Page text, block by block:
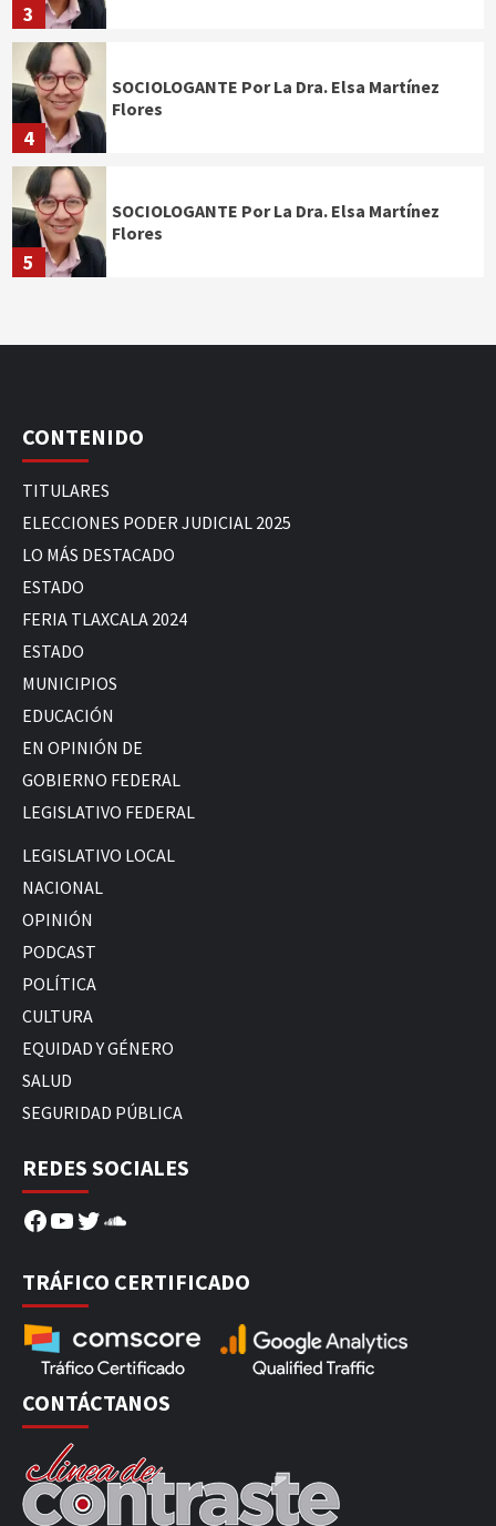
3
4
SOCIOLOGANTE Por La Dra. Elsa Martínez
Flores
5
SOCIOLOGANTE Por La Dra. Elsa Martínez
Flores
CONTENIDO
TITULARES
ELECCIONES PODER JUDICIAL 2025
LO MÁS DESTACADO
ESTADO
FERIA TLAXCALA 2024
ESTADO
MUNICIPIOS
EDUCACIÓN
EN OPINIÓN DE
GOBIERNO FEDERAL
LEGISLATIVO FEDERAL
LEGISLATIVO LOCAL
NACIONAL
OPINIÓN
PODCAST
POLÍTICA
CULTURA
EQUIDAD Y GÉNERO
SALUD
SEGURIDAD PÚBLICA
REDES SOCIALES
Facebook
YouTube
Twitter
SoundCloud
TRÁFICO CERTIFICADO
CONTÁCTANOS